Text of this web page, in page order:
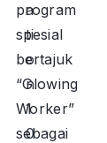
a
ti
o
n
1
0
program
spesial
bertajuk
“Glowing
Worker”
sebagai